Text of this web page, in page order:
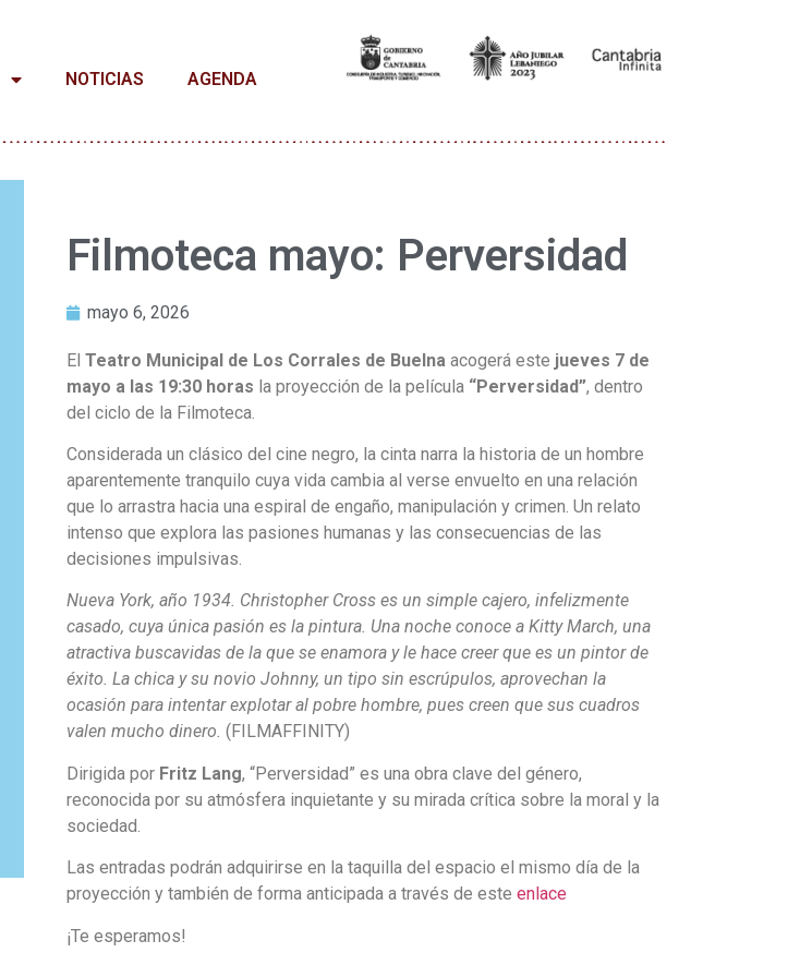
NOTICIAS AGENDA
Filmoteca mayo: Perversidad
mayo 6, 2026
El Teatro Municipal de Los Corrales de Buelna acogerá este jueves 7 de
mayo a las 19:30 horas la proyección de la película “Perversidad”, dentro
del ciclo de la Filmoteca.
Considerada un clásico del cine negro, la cinta narra la historia de un hombre
aparentemente tranquilo cuya vida cambia al verse envuelto en una relación
que lo arrastra hacia una espiral de engaño, manipulación y crimen. Un relato
intenso que explora las pasiones humanas y las consecuencias de las
decisiones impulsivas.
Nueva York, año 1934. Christopher Cross es un simple cajero, infelizmente
casado, cuya única pasión es la pintura. Una noche conoce a Kitty March, una
atractiva buscavidas de la que se enamora y le hace creer que es un pintor de
éxito. La chica y su novio Johnny, un tipo sin escrúpulos, aprovechan la
ocasión para intentar explotar al pobre hombre, pues creen que sus cuadros
valen mucho dinero. (FILMAFFINITY)
Dirigida por Fritz Lang, “Perversidad” es una obra clave del género,
reconocida por su atmósfera inquietante y su mirada crítica sobre la moral y la
sociedad.
Las entradas podrán adquirirse en la taquilla del espacio el mismo día de la
proyección y también de forma anticipada a través de este enlace
¡Te esperamos!